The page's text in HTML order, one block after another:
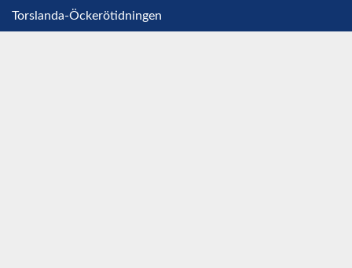
Torslanda-Öckerötidningen